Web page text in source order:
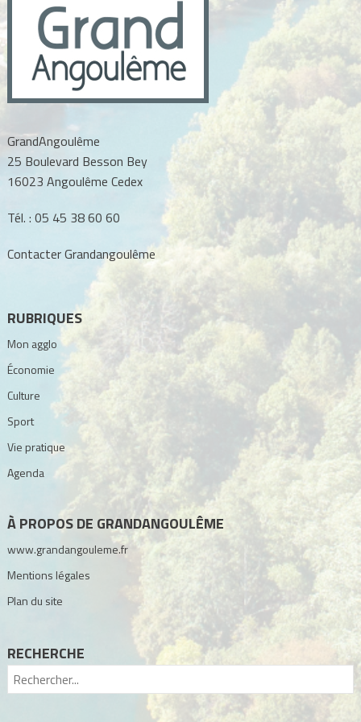
GrandAngoulême
25 Boulevard Besson Bey
16023 Angoulême Cedex
Tél. : 05 45 38 60 60
Contacter Grandangoulême
RUBRIQUES
Mon agglo
Économie
Culture
Sport
Vie pratique
Agenda
À PROPOS DE GRANDANGOULÊME
www.grandangouleme.fr
Mentions légales
Plan du site
RECHERCHE